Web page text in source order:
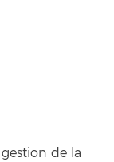
de la